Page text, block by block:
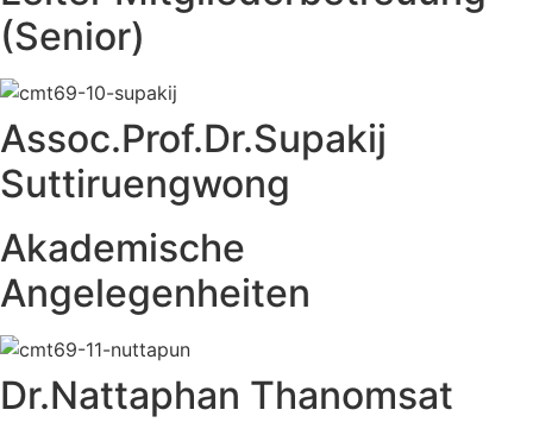
(Senior)
Assoc.Prof.Dr.Supakij
Suttiruengwong
Akademische
Angelegenheiten
Dr.Nattaphan Thanomsat